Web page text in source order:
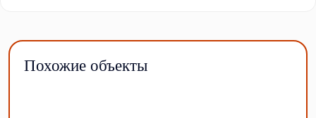
Похожие объекты